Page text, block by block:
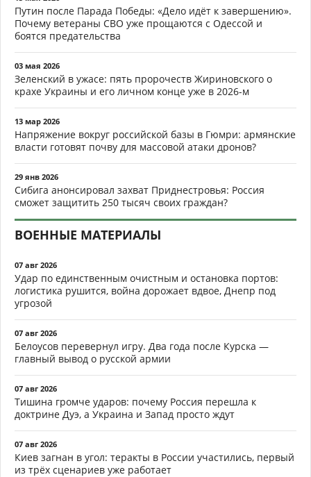
Путин после Парада Победы: «Дело идёт к завершению».
Почему ветераны СВО уже прощаются с Одессой и
боятся предательства
03 мая 2026
Зеленский в ужасе: пять пророчеств Жириновского о
крахе Украины и его личном конце уже в 2026-м
13 мар 2026
Напряжение вокруг российской базы в Гюмри: армянские
власти готовят почву для массовой атаки дронов?
29 янв 2026
Сибига анонсировал захват Приднестровья: Россия
сможет защитить 250 тысяч своих граждан?
ВОЕННЫЕ МАТЕРИАЛЫ
07 авг 2026
Удар по единственным очистным и остановка портов:
логистика рушится, война дорожает вдвое, Днепр под
угрозой
07 авг 2026
Белоусов перевернул игру. Два года после Курска —
главный вывод о русской армии
07 авг 2026
Тишина громче ударов: почему Россия перешла к
доктрине Дуэ, а Украина и Запад просто ждут
07 авг 2026
Киев загнан в угол: теракты в России участились, первый
из трёх сценариев уже работает